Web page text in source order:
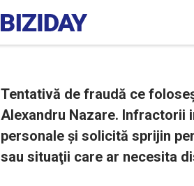
Tentativă de fraudă ce
Alexandru Nazare. Infractorii
personale şi solicită sprijin
sau situaţii care ar necesita